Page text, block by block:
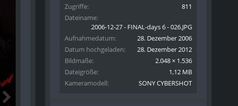
Zugriffe
811
Dateiname
2006-12-27 - FINAL-days 6 - 026.JPG
Aufnahmedatum
28. Dezember 2006
Datum hochgeladen
28. Dezember 2012
Bildmaße
2.048 × 1.536
Dateigröße
1,12 MB
Kameramodell
SONY CYBERSHOT